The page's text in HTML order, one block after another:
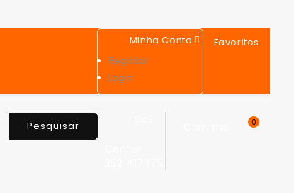
Minha Conta
Registar
Login
Favoritos
0
Pesquisar